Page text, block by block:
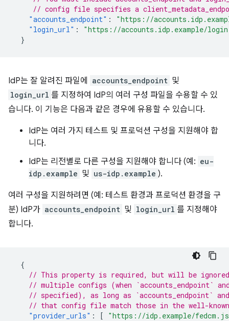
// config file specifies a
"accounts_endpoint" :
"https://
"login_url" :
"https://accounts.idp.example/
}
IdP는 잘 알려진 파일에 accounts_endpoint 및
login_url 를 지정하여 IdP의 여러 구성 파일을 수용할 수 있
습니다. 이 기능은 다음과 같은 경우에 유용할 수 있습니다.
IdP는 여러 가지 테스트 및 프로덕션 구성을 지원해야 합
니다.
IdP는 리전별로 다른 구성을 지원해야 합니다 (예: eu-
idp.example 및 us-idp.example ).
여러 구성을 지원하려면 (예: 테스트 환경과 프로덕션 환경을 구
분) IdP가 accounts_endpoint 및 login_url 를 지정해야
합니다.
{
// This property is required, but will be ignored
// multiple configs (when `accounts_endpoint`
// specified), as long as `accounts_endpoint`
// that config file match those in the well-
"provider_urls" : [ "https://idp.example/